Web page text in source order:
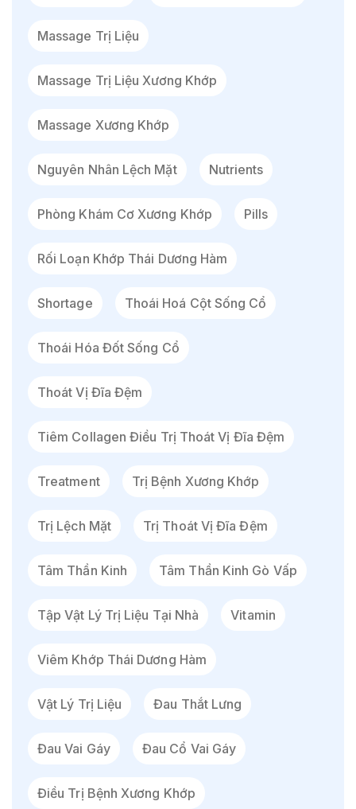
Massage Trị Liệu
Massage Trị Liệu Xương Khớp
Massage Xương Khớp
Nguyên Nhân Lệch Mặt Nutrients
Phòng Khám Cơ Xương Khớp Pills
Rối Loạn Khớp Thái Dương Hàm
Shortage Thoái Hoá Cột Sống Cổ
Thoái Hóa Đốt Sống Cổ
Thoát Vị Đĩa Đệm
Tiêm Collagen Điều Trị Thoát Vị Đĩa Đệm
Treatment Trị Bệnh Xương Khớp
Trị Lệch Mặt Trị Thoát Vị Đĩa Đệm
Tâm Thần Kinh Tâm Thần Kinh Gò Vấp
Tập Vật Lý Trị Liệu Tại Nhà Vitamin
Viêm Khớp Thái Dương Hàm
Vật Lý Trị Liệu Đau Thắt Lưng
Đau Vai Gáy Đau Cổ Vai Gáy
Điều Trị Bệnh Xương Khớp